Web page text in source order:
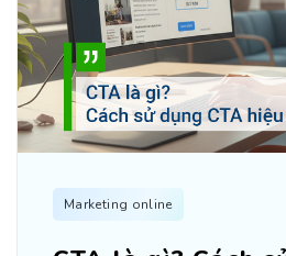
Marketing online